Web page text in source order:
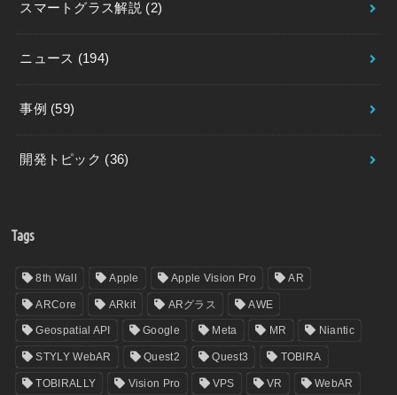
スマートグラス解説 (2)
ニュース (194)
事例 (59)
開発トピック (36)
Tags
8th Wall Apple Apple Vision Pro AR
ARCore ARkit ARグラス AWE
Geospatial API Google Meta MR Niantic
STYLY WebAR Quest2 Quest3 TOBIRA
TOBIRALLY Vision Pro VPS VR WebAR